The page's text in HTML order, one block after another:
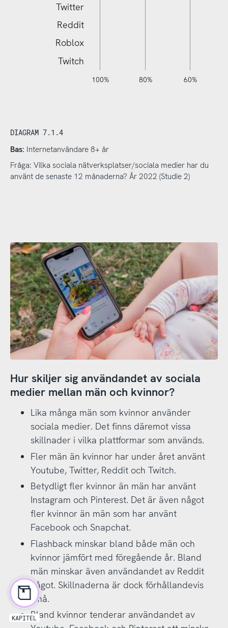
Twitch
Roblox
Reddit
Twitter
-40%
-20% 60%
80%
100%
120%
140%
DIAGRAM 7.1.4
Bas: Internetanvändare 8+ år
Fråga: Vilka sociala nätverksplatser/sociala medier har du
använt de senaste 12 månaderna? År 2022 (Studie 2)
Hur skiljer sig användandet av sociala
medier mellan män och kvinnor?
Lika många män som kvinnor använder
sociala medier. Det finns däremot vissa
skillnader i vilka plattformar som används.
Fler män än kvinnor har under året använt
Youtube, Twitter, Reddit och Twitch.
Betydligt fler kvinnor än män har använt
Instagram och Pinterest. Det är även något
fler kvinnor än män som har använt
Facebook och Snapchat.
Flashback minskar bland både män och
kvinnor jämfört med föregående år. Bland
män minskar även användandet av Reddit
något. Skillnaderna är dock förhållandevis
små.
Bland kvinnor tenderar användandet av
KAPITEL